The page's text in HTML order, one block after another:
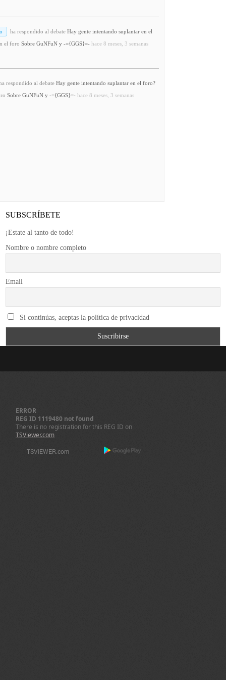
ha respondido al debate Hay gente intentando suplantar en el
el foro Sobre GuNFuN y -={GGS}=- hace 8 meses, 3 semanas
respondido al debate Hay gente intentando suplantar en el foro?
Sobre GuNFuN y -={GGS}=- hace 8 meses, 3 semanas
SUBSCRÍBETE
¡Estate al tanto de todo!
Nombre o nombre completo
Email
Si continúas, aceptas la política de privacidad
ERROR
REG ID 1119480 not found
There is no registration for this REG ID on
TSViewer.com